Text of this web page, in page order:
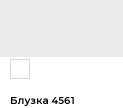
Блузка 4561